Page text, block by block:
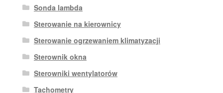
Sonda lambda
Sterowanie na kierownicy
Sterowanie ogrzewaniem klimatyzacji
Sterownik okna
Sterowniki wentylatorów
Tachometry